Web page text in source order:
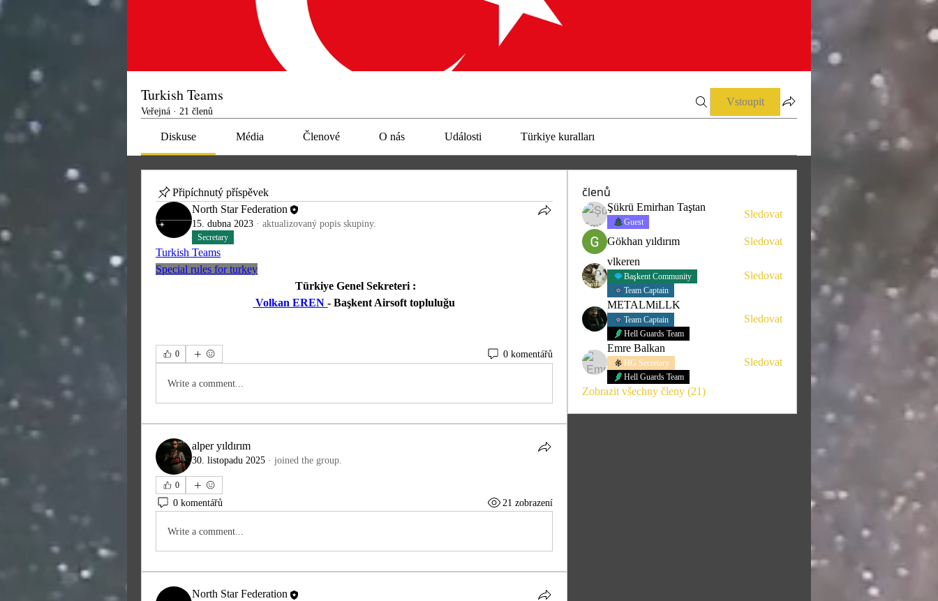
Turkish Teams
Veřejná · 21 členů
Vstoupit
Diskuse Média Členové O nás Události Türkiye kuralları
Připíchnutý příspěvek
North Star Federation
15. dubna 2023 · aktualizovaný popis skupiny.
Secretary
Turkish Teams
Special rules for turkey
Türkiye Genel Sekreteri :
Volkan EREN - Başkent Airsoft topluluğu
0 0 komentářů
Write a comment...
alper yıldırım
30. listopadu 2025 · joined the group.
0
0 komentářů 21 zobrazení
Write a comment...
North Star Federation
členů
Şükrü Emirhan Taştan
Guest
Sledovat
Gökhan yıldırım
Sledovat
vlkeren
Başkent Community
Team Captain
Sledovat
METALMiLLK
Team Captain
Hell Guards Team
Sledovat
Emre Balkan
HG Secretary
Hell Guards Team
Sledovat
Zobrazit všechny členy (21)